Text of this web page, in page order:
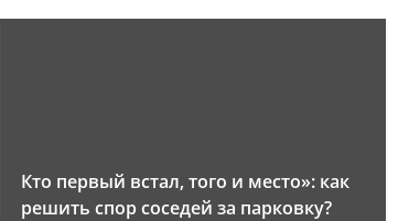
Кто первый встал, того и место»: как
решить спор соседей за парковку?